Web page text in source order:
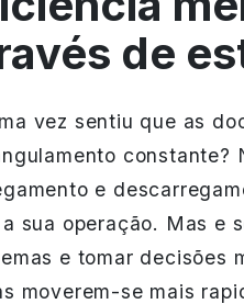
de
vez sentiu que as
constante?
e
sua operação. Mas e
e tomar decisões
moverem-se mais